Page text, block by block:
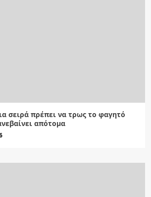
σειρά πρέπει να τρως το φαγητό
απότομα